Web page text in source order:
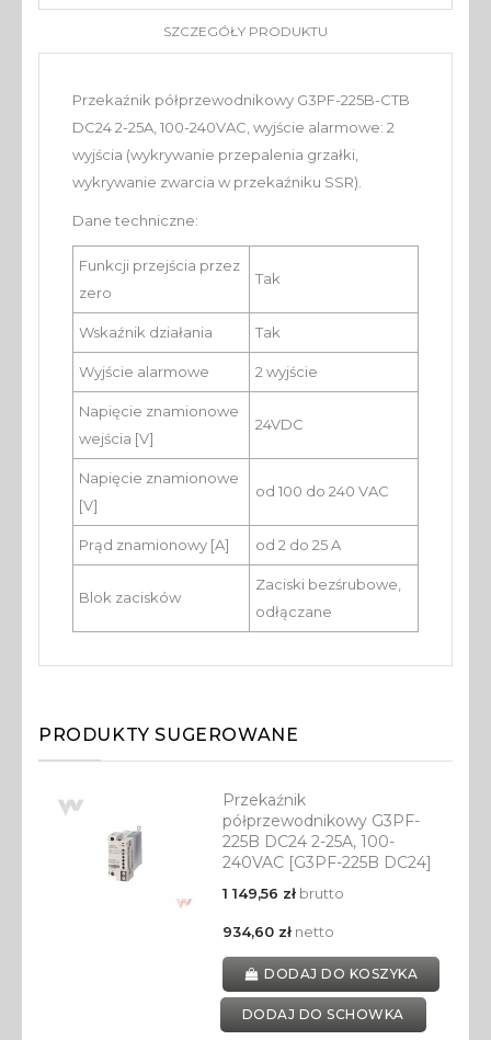
SZCZEGÓŁY PRODUKTU
Przekaźnik półprzewodnikowy G3PF-225B-CTB
DC24 2-25A, 100-240VAC, wyjście alarmowe: 2
wyjścia (wykrywanie przepalenia grzałki,
wykrywanie zwarcia w przekaźniku SSR).
Dane techniczne:
Funkcji przejścia przez
zero
Tak
Wskaźnik działania Tak
Wyjście alarmowe 2 wyjście
Napięcie znamionowe
wejścia [V]
24VDC
Napięcie znamionowe
[V]
od 100 do 240 VAC
Prąd znamionowy [A] od 2 do 25 A
Blok zacisków
Zaciski bezśrubowe,
odłączane
PRODUKTY SUGEROWANE
Przekaźnik
półprzewodnikowy G3PF-
225B DC24 2-25A, 100-
240VAC [G3PF-225B DC24]
1 149,56 złbrutto
934,60 złnetto
DODAJ DO KOSZYKA
DODAJ DO SCHOWKA